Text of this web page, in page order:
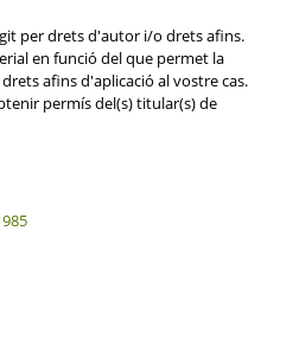
per drets d'autor i/o drets afins.
en funció del que permet la
afins d'aplicació al vostre cas.
permís del(s) titular(s) de